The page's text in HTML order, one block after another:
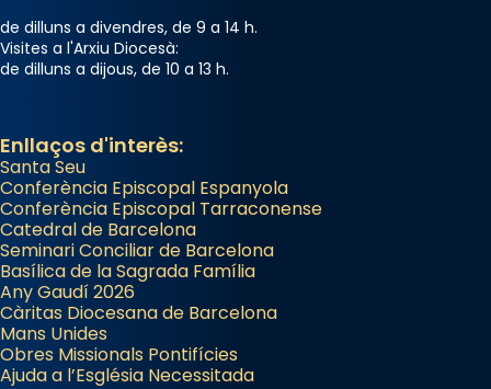
de dilluns a divendres, de 9 a 14 h.
Visites a l'Arxiu Diocesà:
de dilluns a dijous, de 10 a 13 h.
Enllaços d'interès:
Santa Seu
Conferència Episcopal Espanyola
Conferència Episcopal Tarraconense
Catedral de Barcelona
Seminari Conciliar de Barcelona
Basílica de la Sagrada Família
Any Gaudí 2026
Càritas Diocesana de Barcelona
Mans Unides
Obres Missionals Pontifícies
Ajuda a l’Església Necessitada